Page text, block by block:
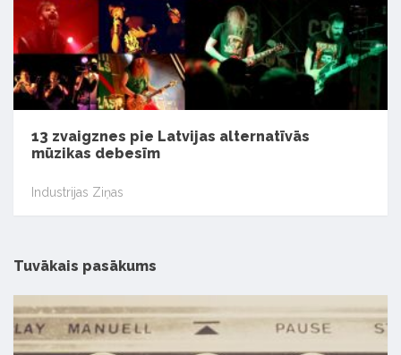
13 zvaigznes pie Latvijas alternatīvās
mūzikas debesīm
Industrijas Ziņas
Tuvākais pasākums